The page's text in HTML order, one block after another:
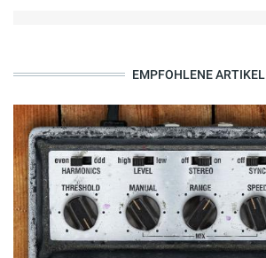
EMPFOHLENE ARTIKEL